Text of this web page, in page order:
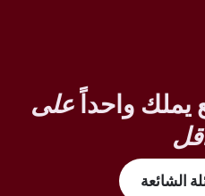
يملك واحداً على
الشائعة